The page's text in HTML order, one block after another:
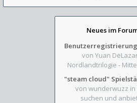
Neues im
von Yuan
Nordlandtrilogie -
von wunderwuzz
suchen und